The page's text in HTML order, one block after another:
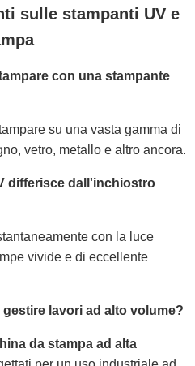
sulle stampanti UV e
con una stampante
su una vasta gamma di
vetro, metallo e altro ancora.
differisce dall'inchiostro
con la luce
vivide e di eccellente
lavori ad alto volume?
da stampa ad alta